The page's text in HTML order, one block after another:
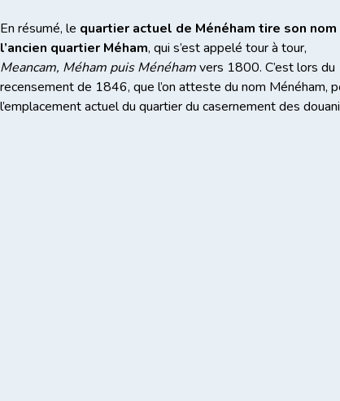
En résumé, le quartier actuel de Ménéham tire son nom
l’ancien quartier Méham, qui s’est appelé tour à tour,
Meancam, Méham puis Ménéhamvers 1800. C’est lors du
recensement de 1846, que l’on atteste du nom Ménéham,
l’emplacement actuel du quartier du casernement des